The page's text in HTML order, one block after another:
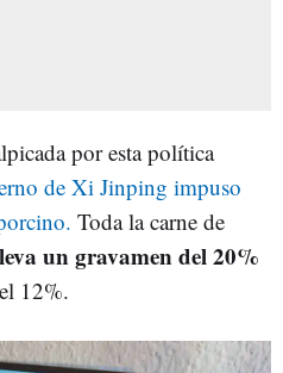
por esta política
de Xi Jinping impuso
Toda la carne de
un gravamen del 20%
12%.